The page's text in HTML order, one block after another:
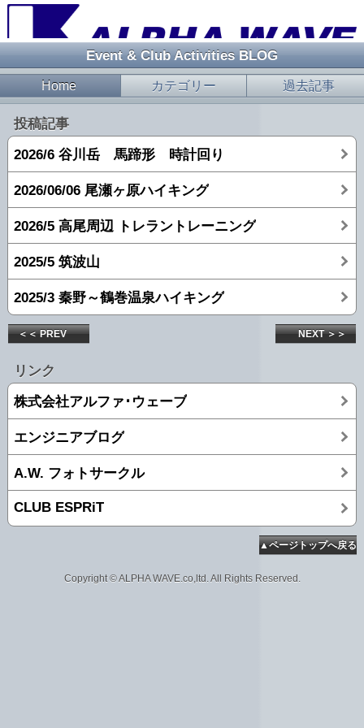
Event & Club Activities BLOG
Home カテゴリー 過去記事
投稿記事
2026/6 谷川岳 馬蹄形 時計回り
2026/06/06 尾瀬ヶ原ハイキング
2026/5 高尾周辺 トレラントレーニング
2025/5 筑波山
2025/3 秦野～鶴巻温泉ハイキング
＜＜ PREV NEXT ＞＞
リンク
株式会社アルファ･ウェーブ
エンジニアブログ
A.W. フォトサークル
CLUB ESPRiT
▲ページトップへ戻る
Copyright © ALPHA WAVE.co,ltd. All Rights Reserved.